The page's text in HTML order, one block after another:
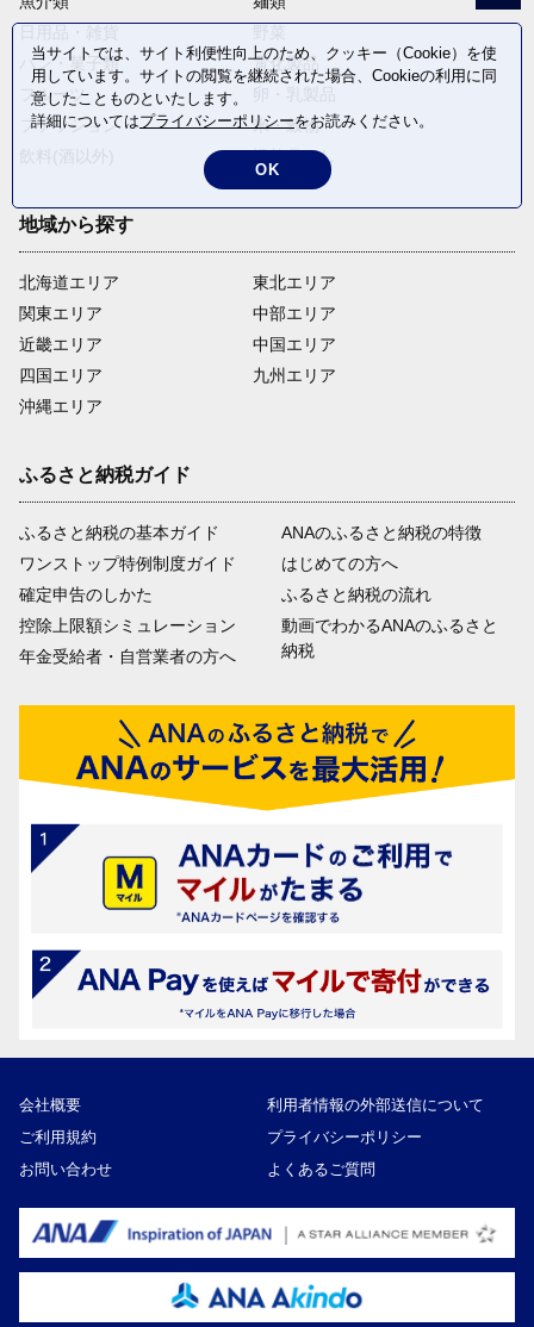
パン・菓子類
電化製品
フルーツ
ファッション
米・穀物
返礼品なし
地域から探す
北海道エリア
関東エリア
近畿エリア
四国エリア
沖縄エリア
東北エリア
中部エリア
中国エリア
九州エリア
ふるさと納税ガイド
ふるさと納税の基本ガイド
ワンストップ特例制度ガイド
確定申告のしかた
控除上限額シミュレーション
年金受給者・自営業者の方へ
ANAのふるさと納税の特徴
はじめての方へ
ふるさと納税の流れ
動画でわかるANAのふるさと
納税
会社概要
利用者情報の外部送信について
ご利用規約
プライバシーポリシー
お問い合わせ
よくあるご質問
当サイトでは、サイト利便性向上のため、クッキー（Cookie）を使
用しています。サイトの閲覧を継続された場合、Cookieの利用に同
意したことものといたします。
詳細についてはプライバシーポリシーをお読みください。
OK